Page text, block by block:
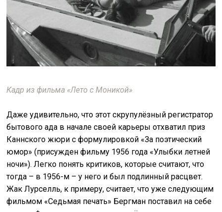
Кадр из фильма «Лето с Моникой»
Даже удивительно, что этот скрупулёзный регистратор
бытового ада в начале своей карьеры отхватил приз
Каннского жюри с формулировкой «За поэтический
юмор» (присужден фильму 1956 года «Улыбки летней
ночи»). Легко понять критиков, которые считают, что
тогда – в 1956-м – у него и был подлинный расцвет.
Жак Лурселль, к примеру, считает, что уже следующим
фильмом «Седьмая печать» Бергман поставил на себе